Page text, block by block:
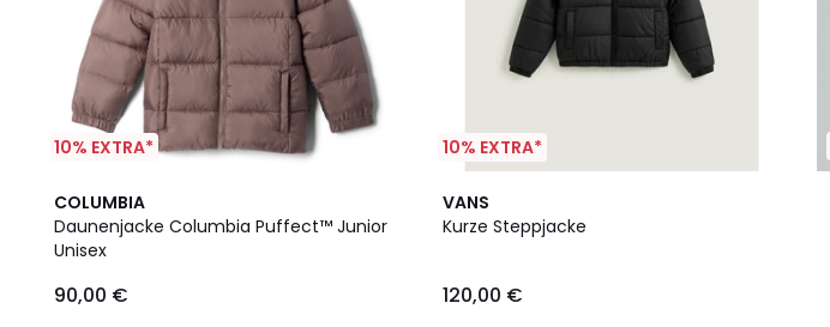
10% EXTRA*
COLUMBIA
Daunenjacke Columbia Puffect™ Junior
Unisex
90,00 €
3
Farben
10% EXTRA*
VANS
Kurze Steppjacke
120,00 €